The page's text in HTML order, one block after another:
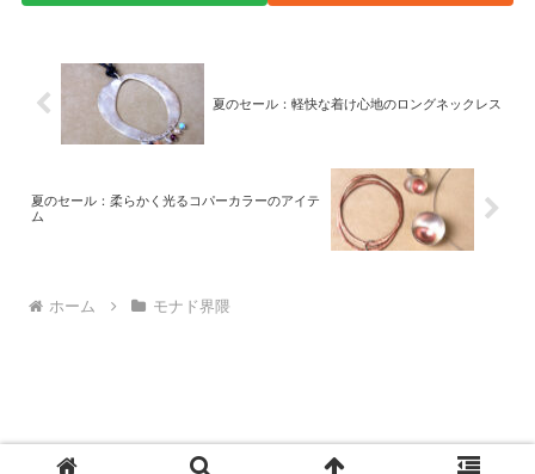
夏のセール：軽快な着け心地のロングネックレス
夏のセール：柔らかく光るコパーカラーのアイテ
ム
ホーム モナド界隈
© 2008-2026 monad.